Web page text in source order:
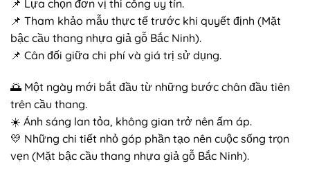
📌 Lựa chọn đơn vị thi công uy tín.
📌 Tham khảo mẫu thực tế trước khi quyết định (Mặt
bậc cầu thang nhựa giả gỗ Bắc Ninh).
📌 Cân đối giữa chi phí và giá trị sử dụng.
🌅 Một ngày mới bắt đầu từ những bước chân đầu tiên
trên cầu thang.
☀️ Ánh sáng lan tỏa, không gian trở nên ấm áp.
💛 Những chi tiết nhỏ góp phần tạo nên cuộc sống trọn
vẹn (Mặt bậc cầu thang nhựa giả gỗ Bắc Ninh).